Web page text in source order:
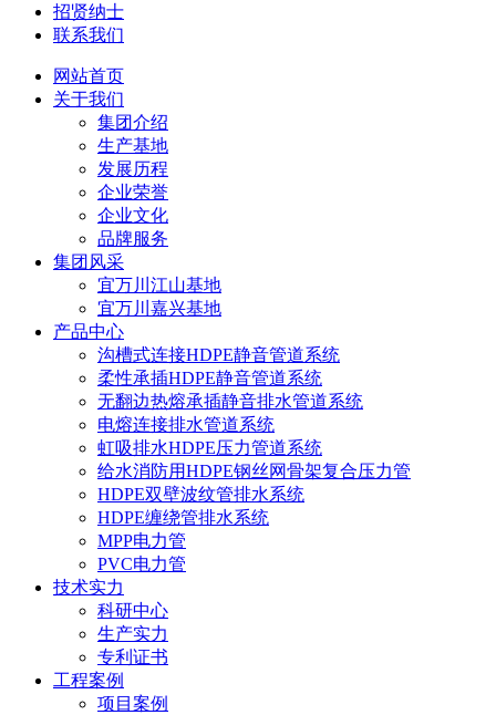
招贤纳士
联系我们
网站首页
关于我们
集团介绍
生产基地
发展历程
企业荣誉
企业文化
品牌服务
集团风采
宜万川江山基地
宜万川嘉兴基地
产品中心
沟槽式连接HDPE静音管道系统
柔性承插HDPE静音管道系统
无翻边热熔承插静音排水管道系统
电熔连接排水管道系统
虹吸排水HDPE压力管道系统
给水消防用HDPE钢丝网骨架复合压力管
HDPE双壁波纹管排水系统
HDPE缠绕管排水系统
MPP电力管
PVC电力管
技术实力
科研中心
生产实力
专利证书
工程案例
项目案例